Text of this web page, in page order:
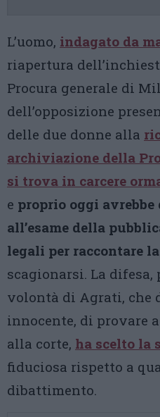
L’uomo, indagato da
riapertura
Procura generale di
dell’opposizione
delle due donne alla
archiviazione della
si trova in carcere
e proprio oggi
all’esame della
legali per raccontare
scagionarsi. La difesa,
volontà di Agrati, che
innocente, di provare
alla corte, ha scelto la
fiduciosa rispetto a
dibattimento.